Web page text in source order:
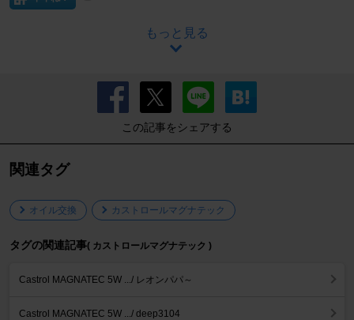
もっと見る
この記事をシェアする
関連タグ
オイル交換 カストロールマグナテック
タグの関連記事( カストロールマグナテック )
Castrol MAGNATEC 5W .../ レオンパパ～
Castrol MAGNATEC 5W .../ deep3104